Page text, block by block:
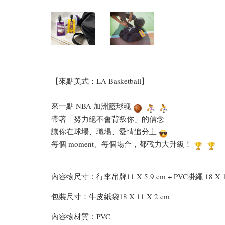
【來點美式：LA Basketball】
來一點 NBA 加洲籃球魂
帶著「努力絕不會背叛你」的信念
讓你在球場、職場、愛情追分上
每個 moment、每個場合，都戰力大升級！
內容物尺寸：行李吊牌11 X 5.9 cm + PVC掛繩 18 X
包裝尺寸：牛皮紙袋18 X 11 X 2 cm
內容物材質：PVC